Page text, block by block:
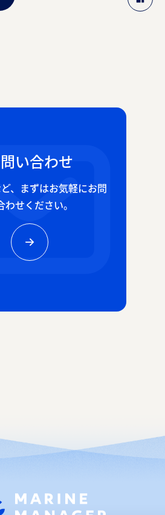
い合わせ
、 まずはお気軽にお問
わせください。